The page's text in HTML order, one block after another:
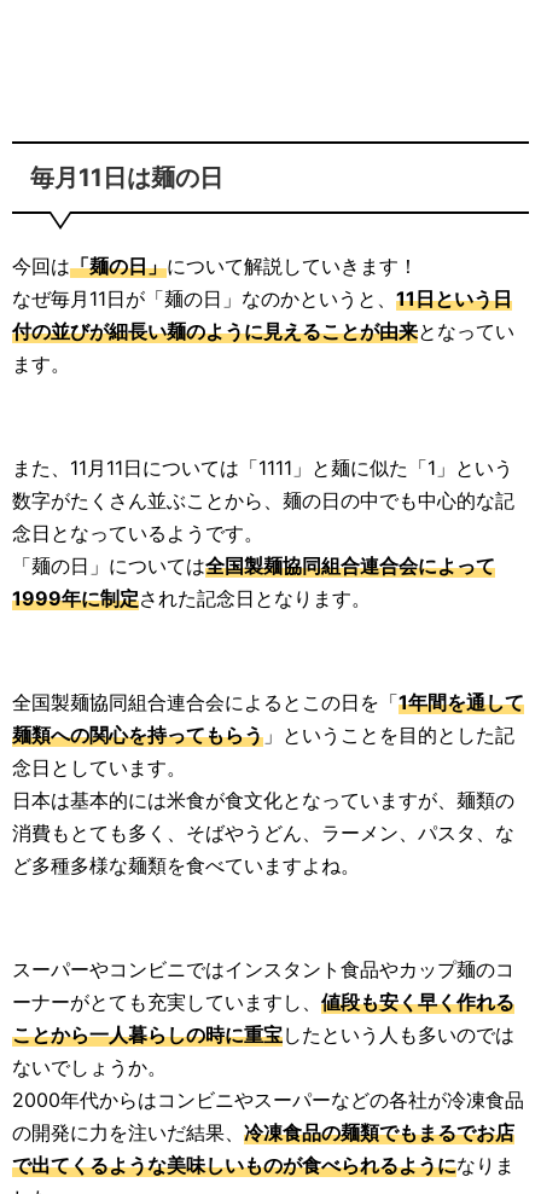
毎月11日は麺の日
今回は「麺の日」について解説していきます！
なぜ毎月11日が「麺の日」なのかというと、 11日という日
付の並びが細長い麺のように見えることが由来となってい
ます。
また、11月11日については「1111」と麺に似た「1」という
数字がたくさん並ぶことから、麺の日の中でも中心的な記
念日となっているようです。
「麺の日」については全国製麺協同組合連合会によって
1999年に制定された記念日となります。
全国製麺協同組合連合会によるとこの日を「1年間を通して
麺類への関心を持ってもらう 」ということを目的とした記
念日としています。
日本は基本的には米食が食文化となっていますが、麺類の
消費もとても多く、そばやうどん、ラーメン、パスタ、な
ど多種多様な麺類を食べていますよね。
スーパーやコンビニではインスタント食品やカップ麺のコ
ーナーがとても充実していますし、 値段も安く早く作れる
ことから一人暮らしの時に重宝したという人も多いのでは
ないでしょうか。
2000年代からはコンビニやスーパーなどの各社が冷凍食品
の開発に力を注いだ結果、 冷凍食品の麺類でもまるでお店
で出てくるような美味しいものが食べられるようになりま